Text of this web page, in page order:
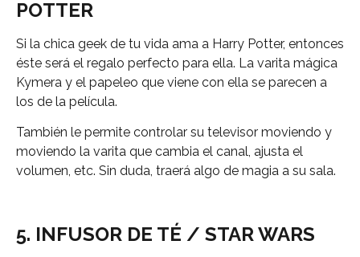
POTTER
Si la chica geek de tu vida ama a Harry Potter, entonces
éste será el regalo perfecto para ella. La varita mágica
Kymera y el papeleo que viene con ella se parecen a
los de la película.
También le permite controlar su televisor moviendo y
moviendo la varita que cambia el canal, ajusta el
volumen, etc. Sin duda, traerá algo de magia a su sala.
5. INFUSOR DE TÉ / STAR WARS